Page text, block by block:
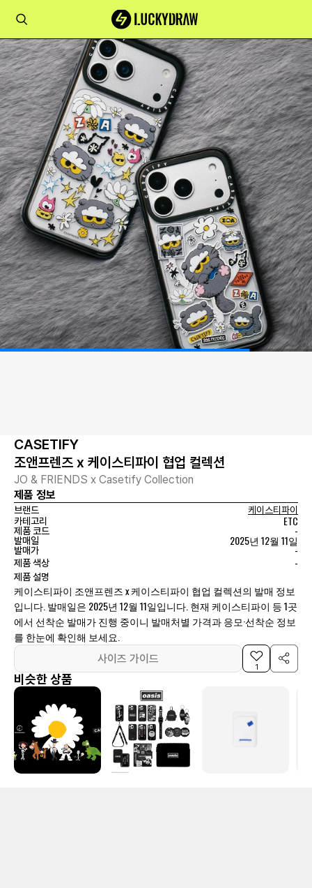
CASETIFY
조앤프렌즈 x 케이스티파이 협업 컬렉션
JO & FRIENDS x Casetify Collection
제품 정보
브랜드
케이스티파이
카테고리
ETC
제품 코드 -
발매일 2025년 12월 11일
발매가 -
제품 색상 -
제품 설명
케이스티파이 조앤프렌즈 x 케이스티파이 협업 컬렉션의 발매 정보
입니다. 발매일은 2025년 12월 11일입니다. 현재 케이스티파이 등 1곳
에서 선착순 발매가 진행 중이니 발매처별 가격과 응모·선착순 정보
를 한눈에 확인해 보세요.
사이즈 가이드
1
비슷한 상품